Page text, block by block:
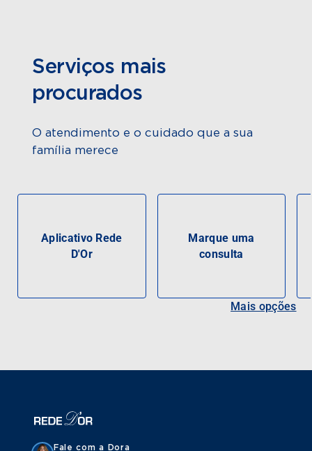
Serviços mais
procurados
O atendimento e o cuidado que a sua
família merece
Aplicativo Rede
D'Or
Marque uma
consulta
Mais opções
Fale com a Dora